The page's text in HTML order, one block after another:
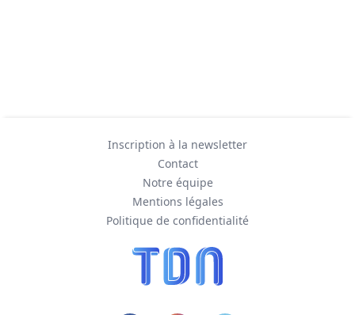
Inscription à la newsletter
Contact
Notre équipe
Mentions légales
Politique de confidentialité